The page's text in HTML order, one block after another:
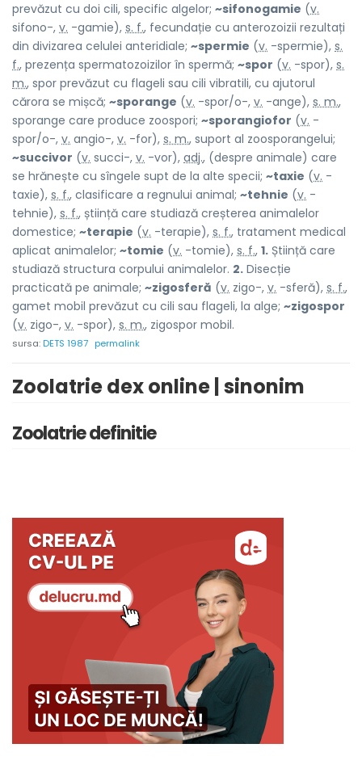
prevăzut cu doi cili, specific algelor; ~sifonogamie (v.
sifono-, v. -gamie), s. f., fecundație cu anterozoizii rezultați
din divizarea celulei anteridiale; ~spermie (v. -spermie), s.
f., prezența spermatozoizilor în spermă; ~spor (v. -spor), s.
m., spor prevăzut cu flageli sau cili vibratili, cu ajutorul
cărora se mișcă; ~sporange (v. -spor/o-, v. -ange), s. m.,
sporange care produce zoospori; ~sporangiofor (v. -
spor/o-, v. angio-, v. -for), s. m., suport al zoosporangelui;
~succivor (v. succi-, v. -vor), adj., (despre animale) care
se hrănește cu sîngele supt de la alte specii; ~taxie (v. -
taxie), s. f., clasificare a regnului animal; ~tehnie (v. -
tehnie), s. f., știință care studiază creșterea animalelor
domestice; ~terapie (v. -terapie), s. f., tratament medical
aplicat animalelor; ~tomie (v. -tomie), s. f., 1. Știință care
studiază structura corpului animalelor. 2. Disecție
practicată pe animale; ~zigosferă (v. zigo-, v. -sferă), s. f.,
gamet mobil prevăzut cu cili sau flageli, la alge; ~zigospor
(v. zigo-, v. -spor), s. m., zigospor mobil.
sursa:DETS 1987 permalink
Zoolatrie dex online | sinonim
Zoolatrie definitie